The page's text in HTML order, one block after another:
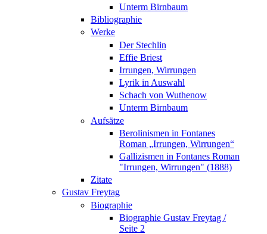
Unterm Birnbaum
Bibliographie
Werke
Der Stechlin
Effie Briest
Irrungen, Wirrungen
Lyrik in Auswahl
Schach von Wuthenow
Unterm Birnbaum
Aufsätze
Berolinismen in Fontanes
Roman „Irrungen, Wirrungen“
Gallizismen in Fontanes Roman
"Irrungen, Wirrungen" (1888)
Zitate
Gustav Freytag
Biographie
Biographie Gustav Freytag /
Seite 2